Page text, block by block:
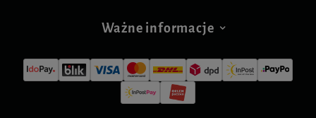
Ważne informacje